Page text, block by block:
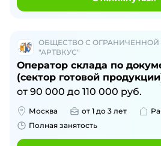
ОБЩЕСТВО С ОГРАНИЧЕННОЙ
"АРТВКУС"
Оператор склада по
(сектор готовой
от 90 000 до 110 000 руб.
Москва от 1 до 3 лет
Полная занятость